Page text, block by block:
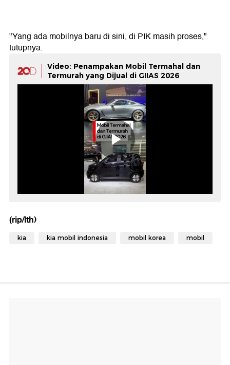
"Yang ada mobilnya baru di sini, di PIK masih proses,"
tutupnya.
Video: Penampakan Mobil Termahal dan
Termurah yang Dijual di GIIAS 2026
(rip/lth)
kia kia mobil indonesia mobil korea mobil